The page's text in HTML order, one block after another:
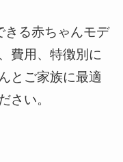
きる赤ちゃんモデ
費用、特徴別に
とご家族に最適
さい。